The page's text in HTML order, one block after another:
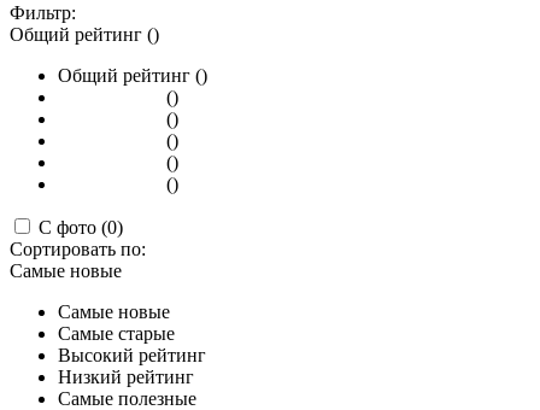
Фильтр:
Общий рейтинг ()
Общий рейтинг ()
()
()
()
()
()
С фото (0)
Сортировать по:
Самые новые
Самые новые
Самые старые
Высокий рейтинг
Низкий рейтинг
Самые полезные